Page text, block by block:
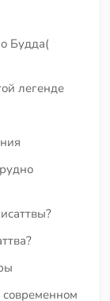
Будда(
легенде